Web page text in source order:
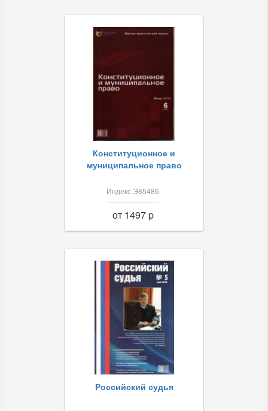
Конституционное и
муниципальное право
Индекс Э85486
от 1497 p
Российский судья